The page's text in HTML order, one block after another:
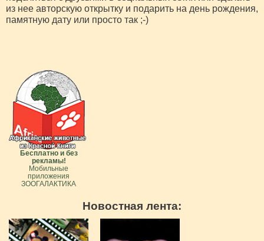
из нее авторскую открытку и подарить на день рождения,
памятную дату или просто так ;-)
Бесплатно и без
рекламы!
Мобильные
приложения
ЗООГАЛАКТИКА
Новостная лента: